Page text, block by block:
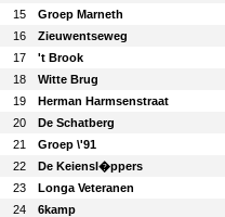
15
Groep Marneth
16
Zieuwentseweg
17
't Brook
18
Witte Brug
19
Herman Harmsenstraat
20
De Schatberg
21
Groep \'91
22
De Keiensl�ppers
23
Longa Veteranen
24
6kamp